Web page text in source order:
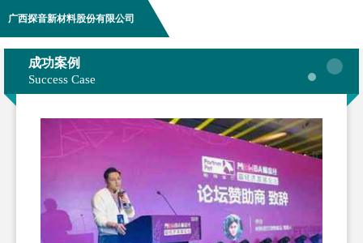
广西探音新材料股份有限公司
成功案例
Success Case